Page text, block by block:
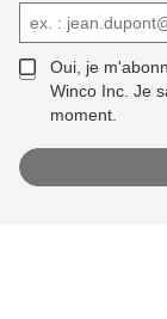
Oui, je
Winco Inc. Je
moment.